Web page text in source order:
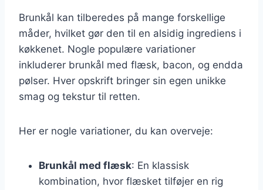
Brunkål kan tilberedes på mange forskellige
måder, hvilket gør den til en alsidig ingrediens i
køkkenet. Nogle populære variationer
inkluderer brunkål med flæsk, bacon, og endda
pølser. Hver opskrift bringer sin egen unikke
smag og tekstur til retten.
Her er nogle variationer, du kan overveje:
Brunkål med flæsk: En klassisk
kombination, hvor flæsket tilføjer en rig